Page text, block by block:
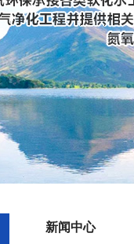
新闻中心